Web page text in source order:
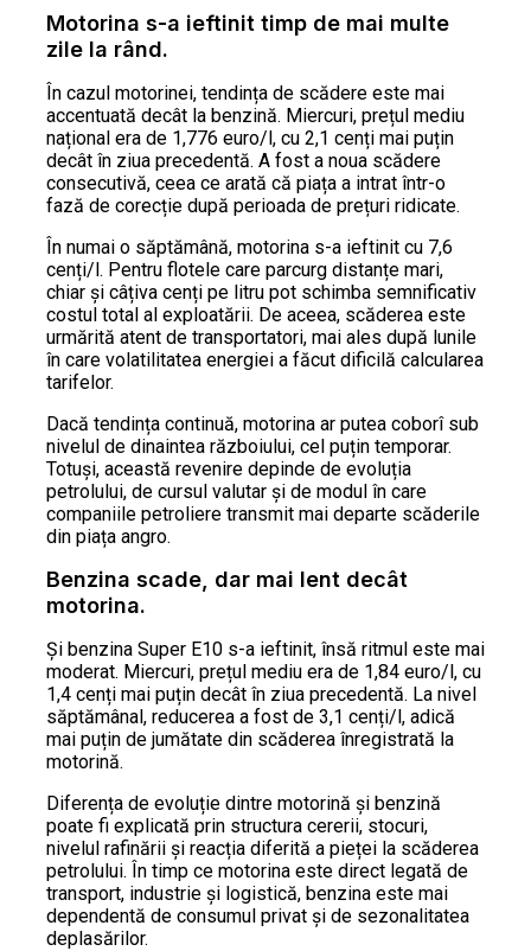
Motorina s-a ieftinit timp de mai multe
zile la rând.
În cazul motorinei, tendința de scădere este mai
accentuată decât la benzină. Miercuri, prețul mediu
național era de 1,776 euro/l, cu 2,1 cenți mai puțin
decât în ziua precedentă. A fost a noua scădere
consecutivă, ceea ce arată că piața a intrat într-o
fază de corecție după perioada de prețuri ridicate.
În numai o săptămână, motorina s-a ieftinit cu 7,6
cenți/l. Pentru flotele care parcurg distanțe mari,
chiar și câțiva cenți pe litru pot schimba semnificativ
costul total al exploatării. De aceea, scăderea este
urmărită atent de transportatori, mai ales după lunile
în care volatilitatea energiei a făcut dificilă calcularea
tarifelor.
Dacă tendința continuă, motorina ar putea coborî sub
nivelul de dinaintea războiului, cel puțin temporar.
Totuși, această revenire depinde de evoluția
petrolului, de cursul valutar și de modul în care
companiile petroliere transmit mai departe scăderile
din piața angro.
Benzina scade, dar mai lent decât
motorina.
Și benzina Super E10 s-a ieftinit, însă ritmul este mai
moderat. Miercuri, prețul mediu era de 1,84 euro/l, cu
1,4 cenți mai puțin decât în ziua precedentă. La nivel
săptămânal, reducerea a fost de 3,1 cenți/l, adică
mai puțin de jumătate din scăderea înregistrată la
motorină.
Diferența de evoluție dintre motorină și benzină
poate fi explicată prin structura cererii, stocuri,
nivelul rafinării și reacția diferită a pieței la scăderea
petrolului. În timp ce motorina este direct legată de
transport, industrie și logistică, benzina este mai
dependentă de consumul privat și de sezonalitatea
deplasărilor.